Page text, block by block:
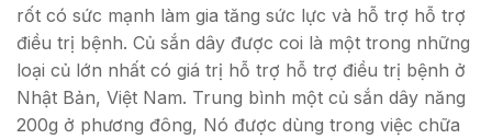
rốt có sức mạnh làm gia tăng sức lực và hỗ trợ hỗ trợ
điều trị bệnh. Củ sắn dây được coi là một trong những
loại củ lớn nhất có giá trị hỗ trợ hỗ trợ điều trị bệnh ở
Nhật Bản, Việt Nam. Trung bình một củ sắn dây năng
200g ở phương đông, Nó được dùng trong việc chữa